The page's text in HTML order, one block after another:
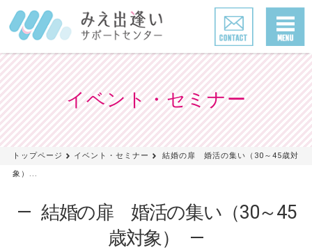
イベント・セミナー
トップページ イベント・セミナー
結婚の扉 婚活の集い（30～45歳対
象）...
結婚の扉 婚活の集い（30～45
歳対象）